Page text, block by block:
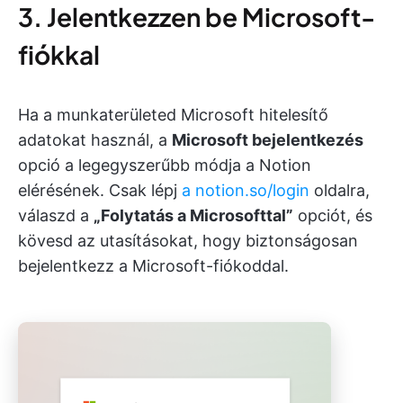
3. Jelentkezzen be Microsoft-
fiókkal
Ha a munkaterületed Microsoft hitelesítő
adatokat használ, a Microsoft bejelentkezés
opció a legegyszerűbb módja a Notion
elérésének. Csak lépj a notion.so/login oldalra,
válaszd a „Folytatás a Microsofttal” opciót, és
kövesd az utasításokat, hogy biztonságosan
bejelentkezz a Microsoft-fiókoddal.